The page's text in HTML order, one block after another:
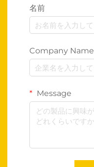
名前
Company Name
Message